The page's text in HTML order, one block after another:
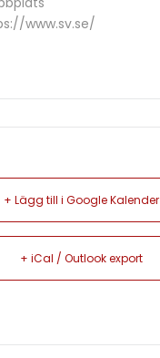
www.sv.se/
+ Lägg till i Google Kalender
+ iCal / Outlook export